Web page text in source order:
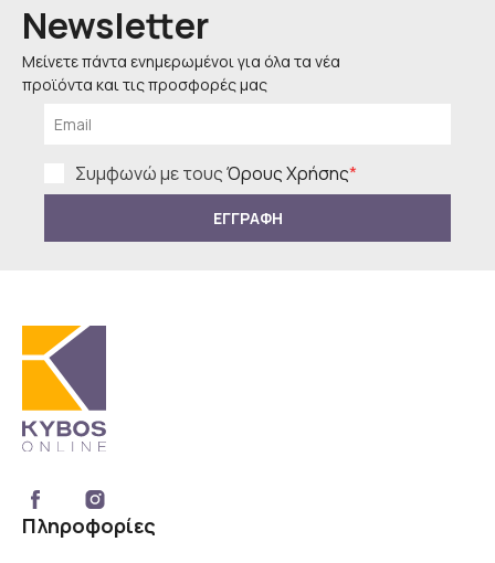
Newsletter
Μείνετε πάντα ενημερωμένοι για όλα τα νέα
προϊόντα και τις προσφορές μας
Συμφωνώ με τουςΌρους Χρήσης*
ΕΓΓΡΑΦΗ
Πληροφορίες